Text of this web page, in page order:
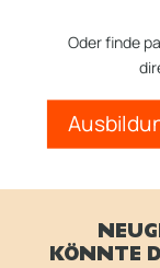
Oder finde
KÖNNTE